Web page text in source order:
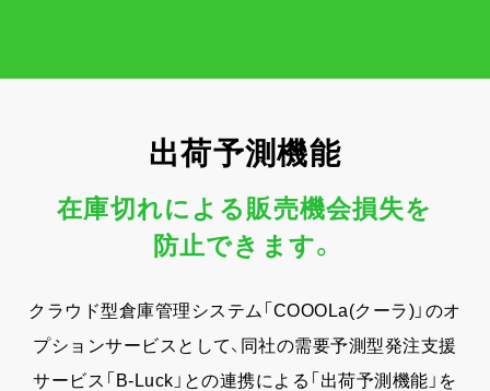
出荷予測機能
在庫切れによる販売機会損失を
防止できます。
クラウド型倉庫管理システム「COOOLa(クーラ)」のオ
プションサービスとして、 同社の需要予測型発注支援
サービス「B-Luck」との連携による「出荷予測機能」を